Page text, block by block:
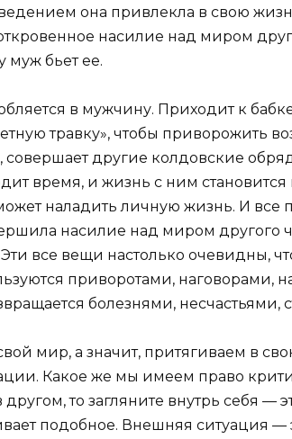
она привлекла в свою
насилие над миром
муж бьет ее.
в мужчину. Приходит к
травку», чтобы приворожить
совершает другие колдовские
время, и жизнь с ним
наладить личную жизнь. И все
насилие над миром другого
все вещи настолько очевидны,
приворотами, наговорами,
болезнями, несчастьями,
мир, а значит, притягиваем в
Какое же мы имеем право
то загляните внутрь себя —
подобное. Внешняя ситуация —